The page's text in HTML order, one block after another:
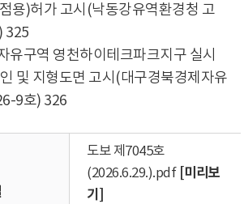
용)허가 고시(낙동강유역환경청 고
325
유구역 영천하이테크파크지구 실시
및 지형도면 고시(대구경북경제자유
9호) 326
도보 제7045호
(2026.6.29.).pdf [미리보
기]